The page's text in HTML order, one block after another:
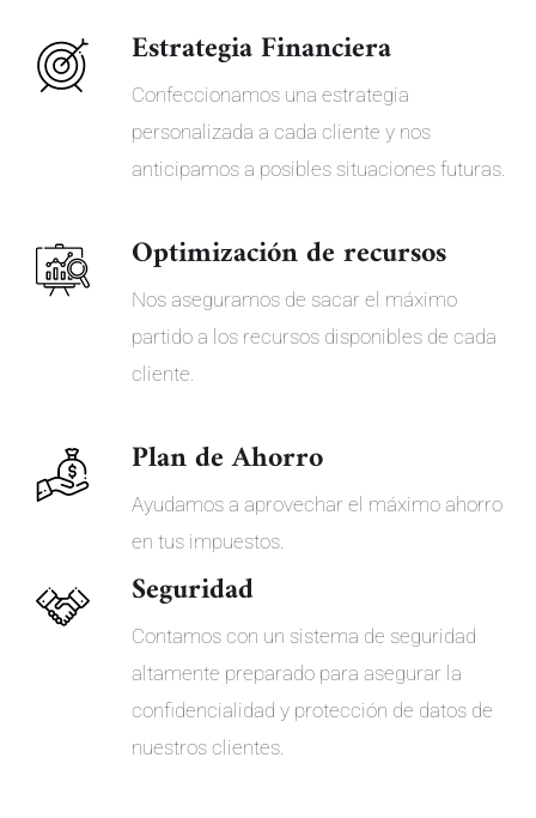
Estrategia Financiera
Confeccionamos una estrategia
personalizada a cada cliente y nos
anticipamos a posibles situaciones futuras.
Optimización de recursos
Nos aseguramos de sacar el máximo
partido a los recursos disponibles de cada
cliente.
Plan de Ahorro
Ayudamos a aprovechar el máximo ahorro
en tus impuestos.
Seguridad
Contamos con un sistema de seguridad
altamente preparado para asegurar la
confidencialidad y protección de datos de
nuestros clientes.